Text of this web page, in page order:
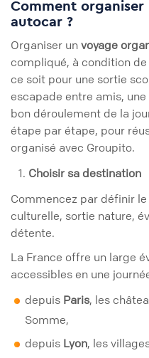
Comment organiser
autocar ?
Organiser un voyage
compliqué, à condition
ce soit pour une sortie
escapade entre amis,
bon déroulement de la
étape par étape, pour
organisé avec Groupito.
Choisir sa destination
Commencez par définir
culturelle, sortie nature,
détente.
La France offre un large
accessibles en une
depuis Paris, les
Somme,
depuis Lyon, les